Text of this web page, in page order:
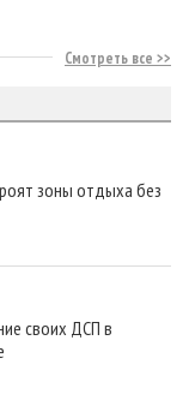
Смотреть все
зоны отдыха без
своих ДСП в